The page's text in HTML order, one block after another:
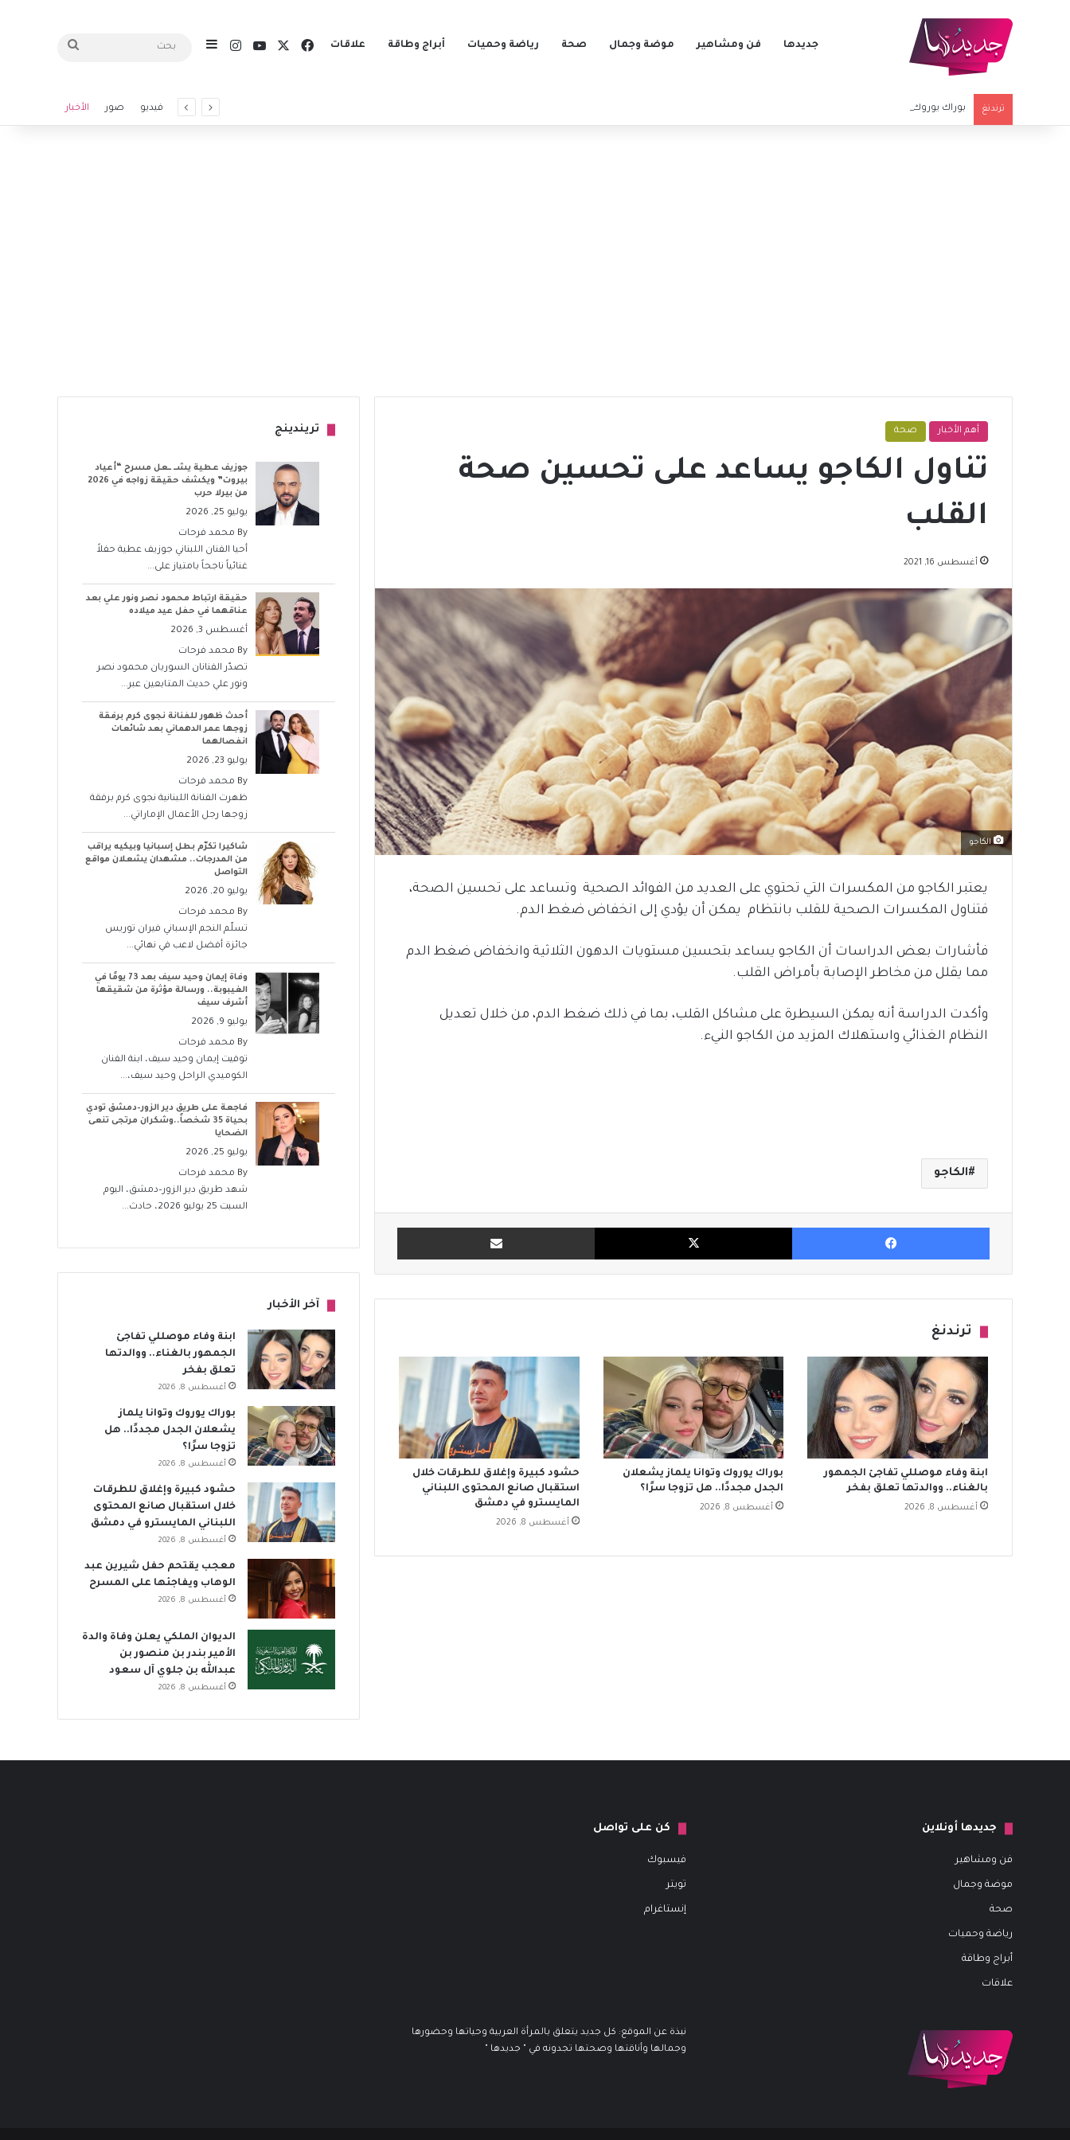
جديدها فن ومشاهير موضة وجمال صحة رياضة وحميات أبراج وطاقة علاقات فيسبوكيوتيوبانستقرامإضافة عمود جانبي بحث
ترندنغ بوراك يوروك وتوانا يلماز يشعلان الجدل مجددًا.. هل تزوجا سرًا؟ فيديو صور الأخبار
أهم الأخبار صحة
تناول الكاجو يساعد على تحسين صحة
القلب
أغسطس 16, 2021
الكاجو
يعتبر الكاجو من المكسرات التي تحتوي على العديد من الفوائد الصحية وتساعد على تحسين الصحة،
فتناول المكسرات الصحية للقلب بانتظام يمكن أن يؤدي إلى انخفاض ضغط الدم.
فأشارات بعض الدراسات أن الكاجو يساعد بتحسين مستويات الدهون الثلاثية وانخفاض ضغط الدم
مما يقلل من مخاطر الإصابة بأمراض القلب.
وأكدت الدراسة أنه يمكن السيطرة على مشاكل القلب، بما في ذلك ضغط الدم، من خلال تعديل
النظام الغذائي واستهلاك المزيد من الكاجو النيء.
الكاجو
فيسبوك X مشاركة بالبريد
ترندنغ
ابنة وفاء موصللي تفاجئ الجمهور
بالغناء.. ووالدتها تعلق بفخر
أغسطس 8, 2026
بوراك يوروك وتوانا يلماز يشعلان
الجدل مجددًا.. هل تزوجا سرًا؟
أغسطس 8, 2026
حشود كبيرة وإغلاق للطرقات خلال
استقبال صانع المحتوى اللبناني
المايسترو في دمشق
أغسطس 8, 2026
تريندينج
جوزيف عطية يشــ ــعل مسرح “أعياد
بيروت” ويكشف حقيقة زواجه في 2026
من بيرلا حرب
يوليو 25, 2026
By محمد فرحات
أحيا الفنان اللبناني جوزيف عطية حفلاً
غنائياً ناجحاً بامتياز على...
حقيقة ارتباط محمود نصر ونور علي بعد
عناقهما في حفل عيد ميلاده
أغسطس 3, 2026
By محمد فرحات
تصدّر الفنانان السوريان محمود نصر
ونور علي حديث المتابعين عبر...
أحدث ظهور للفنانة نجوى كرم برفقة
زوجها عمر الدهماني بعد شائعات
انفصالهما
يوليو 23, 2026
By محمد فرحات
ظهرت الفنانة اللبنانية نجوى كرم برفقة
زوجها رجل الأعمال الإماراتي...
شاكيرا تكرّم بطل إسبانيا وبيكيه يراقب
من المدرجات.. مشهدان يشعلان مواقع
التواصل
يوليو 20, 2026
By محمد فرحات
تسلّم النجم الإسباني فيران توريس
جائزة أفضل لاعب في نهائي...
وفاة إيمان وحيد سيف بعد 73 يومًا في
الغيبوبة.. ورسالة مؤثرة من شقيقها
أشرف سيف
يوليو 9, 2026
By محمد فرحات
توفيت إيمان وحيد سيف، ابنة الفنان
الكوميدي الراحل وحيد سيف،...
فاجعة على طريق دير الزور–دمشق تودي
بحياة 35 شخصاً..وشكران مرتجى تنعى
الضحايا
يوليو 25, 2026
By محمد فرحات
شهد طريق دير الزور–دمشق، اليوم
السبت 25 يوليو 2026، حادث...
آخر الأخبار
ابنة وفاء موصللي تفاجئ
الجمهور بالغناء.. ووالدتها
تعلق بفخر
أغسطس 8, 2026
بوراك يوروك وتوانا يلماز
يشعلان الجدل مجددًا.. هل
تزوجا سرًا؟
أغسطس 8, 2026
حشود كبيرة وإغلاق للطرقات
خلال استقبال صانع المحتوى
اللبناني المايسترو في دمشق
أغسطس 8, 2026
معجب يقتحم حفل شيرين عبد
الوهاب ويفاجئها على المسرح
أغسطس 8, 2026
الديوان الملكي يعلن وفاة والدة
الأمير بندر بن منصور بن
عبدالله بن جلوي آل سعود
أغسطس 8, 2026
جديدها أونلاين
فن ومشاهير
موضة وجمال
صحة
رياضة وحميات
أبراج وطاقة
علاقات
كن على تواصل
فيسبوك
تويتر
إنستاغرام
نبذة عن الموقع: كل جديد يتعلق بالمرأة العربية وحياتها وحضورها
وجمالها وأناقتها وصحتها تجدونه في " جديدها "